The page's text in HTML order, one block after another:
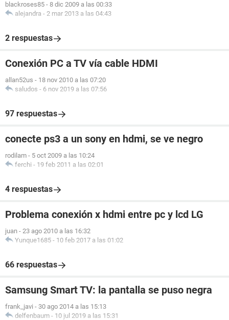
blackroses85 - 8 dic 2009 a las 00:33
alejandra - 2 mar 2013 a las 04:43
2 respuestas
Conexión PC a TV vía cable HDMI
allan52us - 18 nov 2010 a las 07:20
saludos - 6 nov 2019 a las 07:56
97 respuestas
conecte ps3 a un sony en hdmi, se ve negro
rodilam - 5 oct 2009 a las 10:24
ferchi - 19 feb 2011 a las 02:01
4 respuestas
Problema conexión x hdmi entre pc y lcd LG
juan - 23 ago 2010 a las 16:32
Yunque1685 - 10 feb 2017 a las 01:02
66 respuestas
Samsung Smart TV: la pantalla se puso negra
frank_javi - 30 ago 2014 a las 15:13
delfenbaum - 10 jul 2019 a las 15:31